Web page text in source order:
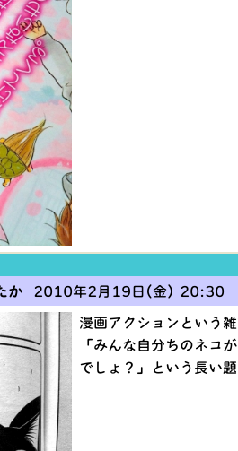
か2010年2月19日(金) 20:30
漫画アクションという
「みんな自分ちのネコ
でしょ？」という長い